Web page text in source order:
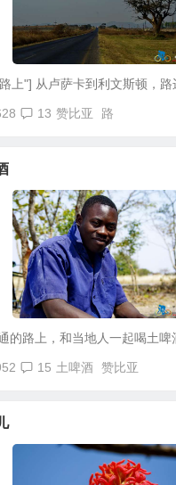
上"] 从卢萨卡到利文斯顿，
13 赞比亚 路
路上，和当地人一起喝土啤
15 土啤酒 赞比亚